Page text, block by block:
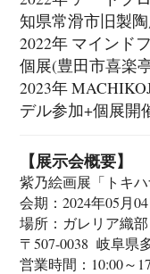
知県常滑市旧製
2022年 マインド
個展(豊田市喜楽
2023年
デル参加+個展開
【展示会概要】
紫乃絵画展「トキハ
会期：2024年05月
場所：ガレリア織部
〒507-0038 岐阜県
営業時間：10:00～